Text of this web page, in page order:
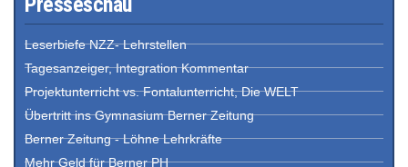
Leserbiefe NZZ- Lehrstellen
Tagesanzeiger, Integration Kommentar
Projektunterricht vs. Fontalunterricht, Die WELT
Übertritt ins Gymnasium Berner Zeitung
Berner Zeitung - Löhne Lehrkräfte
Mehr Geld für Berner PH